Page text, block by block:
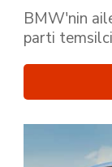
BMW'nin
parti